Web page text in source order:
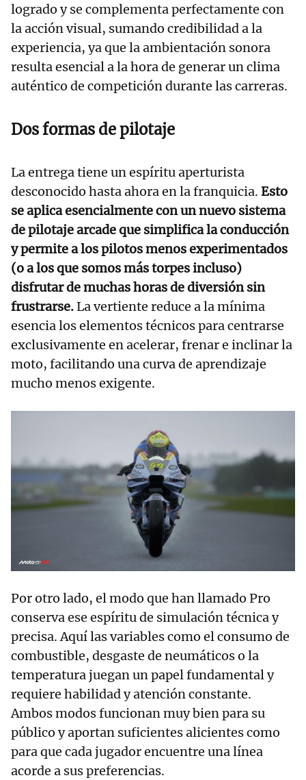
logrado y se complementa perfectamente con
la acción visual, sumando credibilidad a la
experiencia, ya que la ambientación sonora
resulta esencial a la hora de generar un clima
auténtico de competición durante las carreras.
Dos formas de pilotaje
La entrega tiene un espíritu aperturista
desconocido hasta ahora en la franquicia. Esto
se aplica esencialmente con un nuevo sistema
de pilotaje arcade que simplifica la conducción
y permite a los pilotos menos experimentados
(o a los que somos más torpes incluso)
disfrutar de muchas horas de diversión sin
frustrarse.La vertiente reduce a la mínima
esencia los elementos técnicos para centrarse
exclusivamente en acelerar, frenar e inclinar la
moto, facilitando una curva de aprendizaje
mucho menos exigente.
Por otro lado, el modo que han llamado Pro
conserva ese espíritu de simulación técnica y
precisa. Aquí las variables como el consumo de
combustible, desgaste de neumáticos o la
temperatura juegan un papel fundamental y
requiere habilidad y atención constante.
Ambos modos funcionan muy bien para su
público y aportan suficientes alicientes como
para que cada jugador encuentre una línea
acorde a sus preferencias.